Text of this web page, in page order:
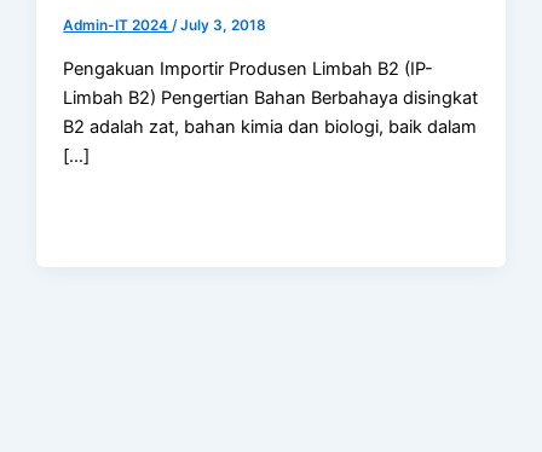
Admin-IT 2024/July 3, 2018
Pengakuan Importir Produsen Limbah B2 (IP-
Limbah B2) Pengertian Bahan Berbahaya disingkat
B2 adalah zat, bahan kimia dan biologi, baik dalam
[…]